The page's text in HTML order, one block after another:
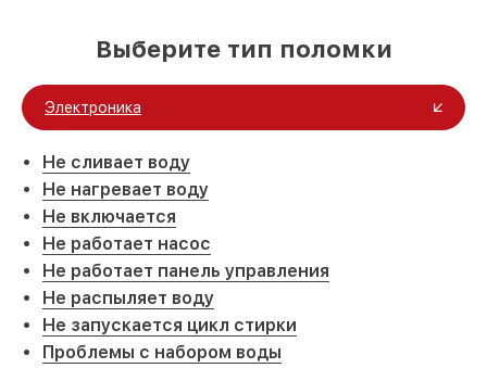
Выберите тип поломки
Электроника
Не сливает воду
Не нагревает воду
Не включается
Не работает насос
Не работает панель управления
Не распыляет воду
Не запускается цикл стирки
Проблемы с набором воды